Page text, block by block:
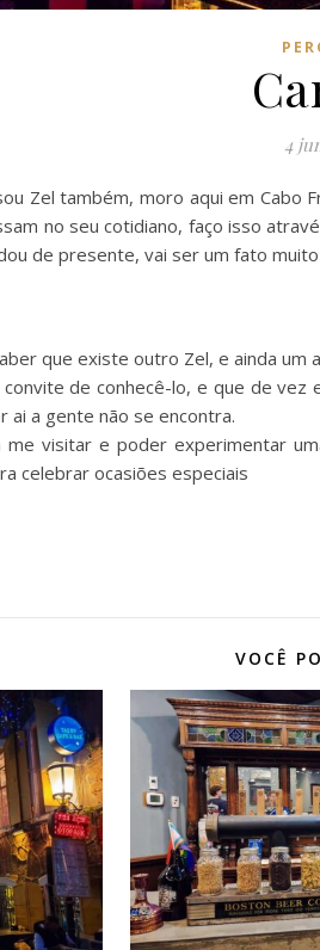
4
Zel também, moro aqui em
no seu cotidiano, faço isso
de presente, vai ser um fato
que existe outro Zel, e ainda um
de conhecê-lo, e que de
ai a gente não se encontra.
visitar e poder experimentar
celebrar ocasiões especiais
VOCÊ